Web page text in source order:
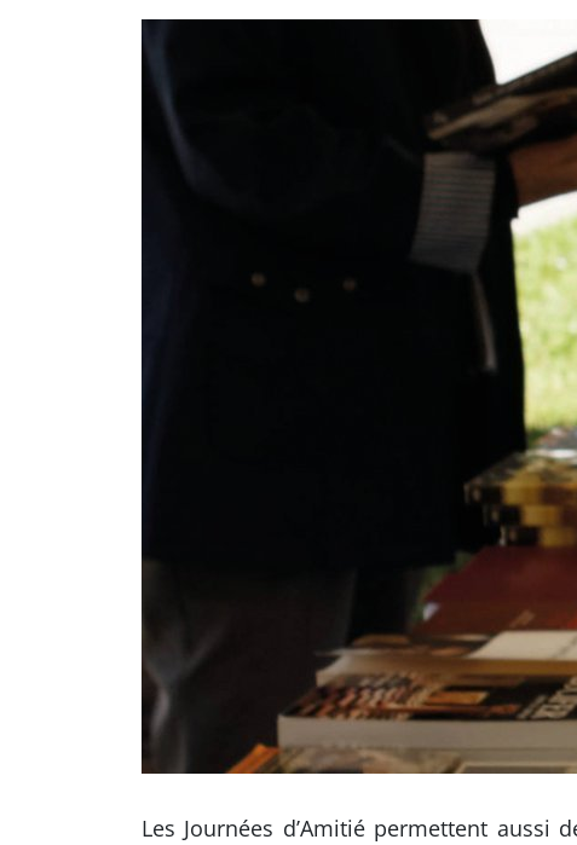
Les Journées d’Amitié permettent